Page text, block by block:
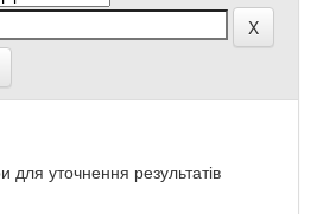
для уточнення результатів